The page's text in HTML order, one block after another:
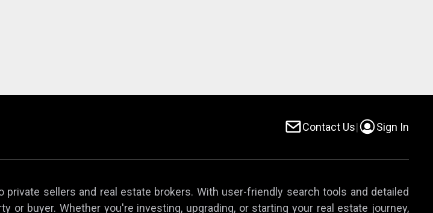
Contact Us| Sign In
sellers and real estate brokers. With user-friendly search tools and detailed
buyer. Whether you're investing, upgrading, or starting your real estate journey,